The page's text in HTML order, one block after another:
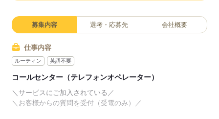
募集内容 選考・応募先 会社概要
仕事内容
ルーティン 英語不要
コールセンター（テレフォンオペレーター）
＼サービスにご加入されている／
＼お客様からの質問を受付（受電のみ）／